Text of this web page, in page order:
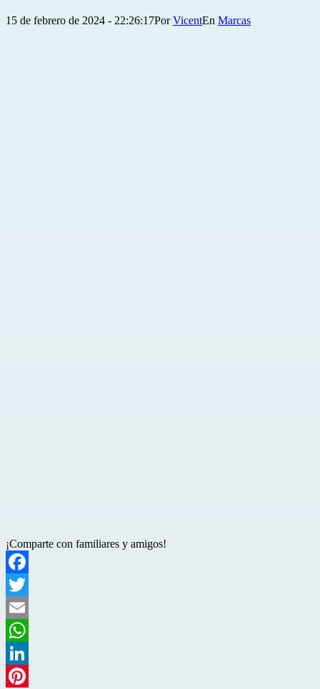
Publicada
15 de febrero de 2024 - 22:26:17PorVicent
Categorizado
Marcas
¡Comparte con familiares y amigos!
Facebook
Twitter
Email
WhatsApp
LinkedIn